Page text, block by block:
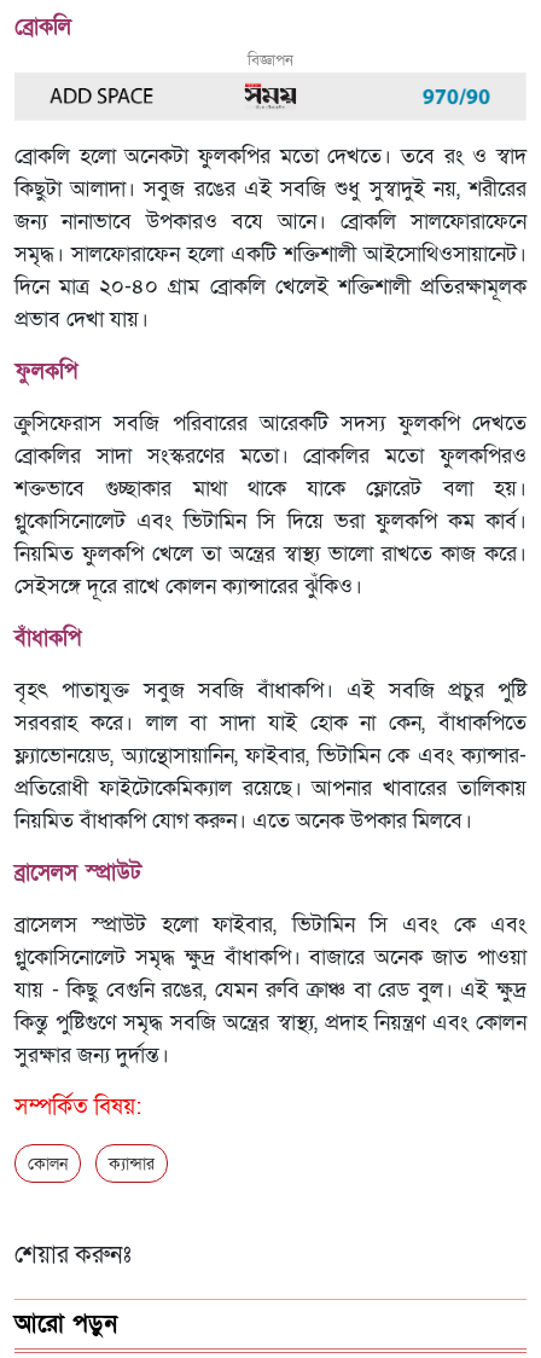
ব্রোকলি
বিজ্ঞাপন
ব্রোকলি হলো অনেকটা ফুলকপির মতো দেখতে। তবে রং ও স্বাদ
কিছুটা আলাদা। সবুজ রঙের এই সবজি শুধু সুস্বাদুই নয়, শরীরের
জন্য নানাভাবে উপকারও বযে আনে। ব্রোকলি সালফোরাফেনে
সমৃদ্ধ। সালফোরাফেন হলো একটি শক্তিশালী আইসোথিওসায়ানেট।
দিনে মাত্র ২০-৪০ গ্রাম ব্রোকলি খেলেই শক্তিশালী প্রতিরক্ষামূলক
প্রভাব দেখা যায়।
ফুলকপি
ক্রুসিফেরাস সবজি পরিবারের আরেকটি সদস্য ফুলকপি দেখতে
ব্রোকলির সাদা সংস্করণের মতো। ব্রোকলির মতো ফুলকপিরও
শক্তভাবে গুচ্ছাকার মাথা থাকে যাকে ফ্লোরেট বলা হয়।
গ্লুকোসিনোলেট এবং ভিটামিন সি দিয়ে ভরা ফুলকপি কম কার্ব।
নিয়মিত ফুলকপি খেলে তা অন্ত্রের স্বাস্থ্য ভালো রাখতে কাজ করে।
সেইসঙ্গে দূরে রাখে কোলন ক্যান্সারের ঝুঁকিও।
বাঁধাকপি
বৃহৎ পাতাযুক্ত সবুজ সবজি বাঁধাকপি। এই সবজি প্রচুর পুষ্টি
সরবরাহ করে। লাল বা সাদা যাই হোক না কেন, বাঁধাকপিতে
ফ্ল্যাভোনয়েড, অ্যান্থোসায়ানিন, ফাইবার, ভিটামিন কে এবং ক্যান্সার-
প্রতিরোধী ফাইটোকেমিক্যাল রয়েছে। আপনার খাবারের তালিকায়
নিয়মিত বাঁধাকপি যোগ করুন। এতে অনেক উপকার মিলবে।
ব্রাসেলস স্প্রাউট
ব্রাসেলস স্প্রাউট হলো ফাইবার, ভিটামিন সি এবং কে এবং
গ্লুকোসিনোলেট সমৃদ্ধ ক্ষুদ্র বাঁধাকপি। বাজারে অনেক জাত পাওয়া
যায় - কিছু বেগুনি রঙের, যেমন রুবি ক্রাঞ্চ বা রেড বুল। এই ক্ষুদ্র
কিন্তু পুষ্টিগুণে সমৃদ্ধ সবজি অন্ত্রের স্বাস্থ্য, প্রদাহ নিয়ন্ত্রণ এবং কোলন
সুরক্ষার জন্য দুর্দান্ত।
সম্পর্কিত বিষয়:
কোলন ক্যান্সার
শেয়ার করুনঃ
আরো পড়ুন